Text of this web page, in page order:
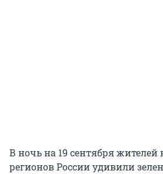
В ночь на 19 сентября жителей
регионов России удивили